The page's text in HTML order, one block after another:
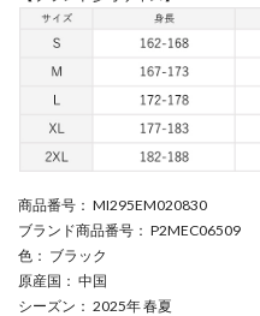
商品番号 ： MI295EM020830
ブランド商品番号 ： P2MEC06509
色 ： ブラック
原産国 ： 中国
シーズン ： 2025年 春夏